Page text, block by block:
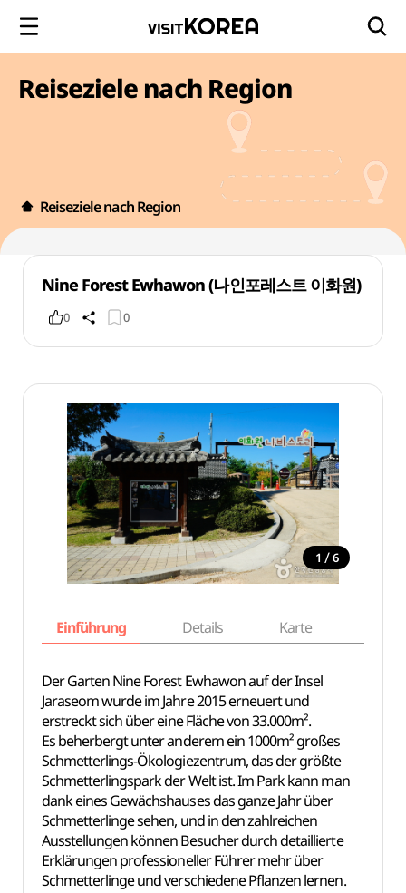
Reiseziele nach Region
Reiseziele nach Region
Nine Forest Ewhawon (나인포레스트 이화원)
0 0
1 / 6
Einführung Details Karte
Der Garten Nine Forest Ewhawon auf der Insel
Jaraseom wurde im Jahre 2015 erneuert und
erstreckt sich über eine Fläche von 33.000m².
Es beherbergt unter anderem ein 1000m² großes
Schmetterlings-Ökologiezentrum, das der größte
Schmetterlingspark der Welt ist. Im Park kann man
dank eines Gewächshauses das ganze Jahr über
Schmetterlinge sehen, und in den zahlreichen
Ausstellungen können Besucher durch detaillierte
Erklärungen professioneller Führer mehr über
Schmetterlinge und verschiedene Pflanzen lernen.